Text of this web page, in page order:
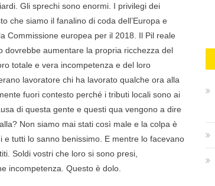
Gli sprechi sono enormi. I privilegi dei
che siamo il fanalino di coda dell’Europa e
Commissione europea per il 2018. Il Pil reale
dovrebbe aumentare la propria ricchezza del
totale e vera incompetenza e del loro
lavoratore chi ha lavorato qualche ora alla
fuori contesto perché i tributi locali sono ai
di questa gente e questi qua vengono a dire
Non siamo mai stati così male e la colpa è
tutti lo sanno benissimo. E mentre lo facevano
Soldi vostri che loro si sono presi,
incompetenza. Questo è dolo.